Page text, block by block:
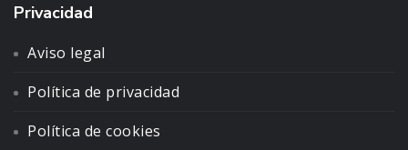
Privacidad
Aviso legal
Política de privacidad
Política de cookies